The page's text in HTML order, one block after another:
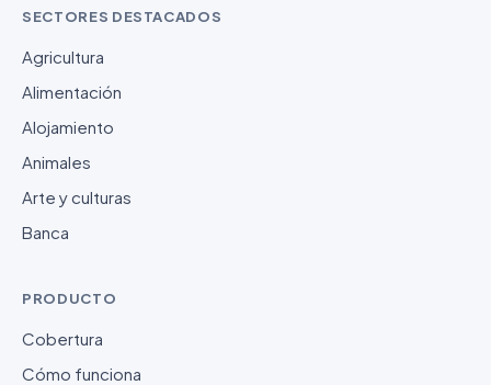
SECTORES DESTACADOS
Agricultura
Alimentación
Alojamiento
Animales
Arte y culturas
Banca
PRODUCTO
Cobertura
Cómo funciona